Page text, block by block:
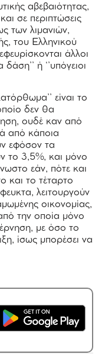
αβεβαιότητας,
σε περιπτώσεις
των λιμανιών,
του Ελληνικού
άλλοι
ή ‘’υπόγειοι
είναι το
δεν θα
ουδέ καν από
από κάποια
εφόσον τα
το 3,5%, και μόνο
εάν, πότε και
και το τέταρτο
λειτουργούν
οικονομίας,
την οποία μόνο
με όσο το
ίσως μπορέσει να